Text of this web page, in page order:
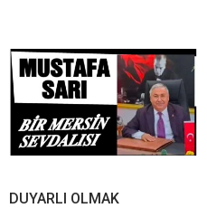
DUYARLI OLMAK